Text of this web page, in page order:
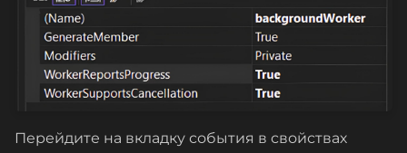
Перейдите на вкладку события в свойствах